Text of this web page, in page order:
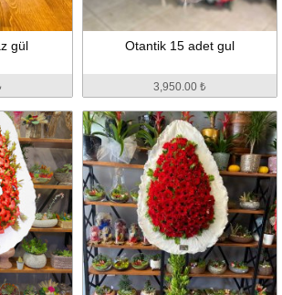
gül Otantik 15 adet gul
3,950.00 ₺